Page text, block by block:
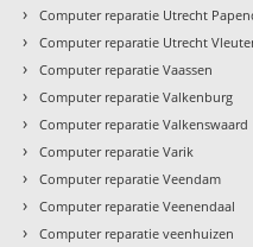
› Computer reparatie Utrecht
› Computer reparatie Utrecht
› Computer reparatie Vaassen
› Computer reparatie Valkenburg
› Computer reparatie Valkenswaard
› Computer reparatie Varik
› Computer reparatie Veendam
› Computer reparatie Veenendaal
› Computer reparatie veenhuizen